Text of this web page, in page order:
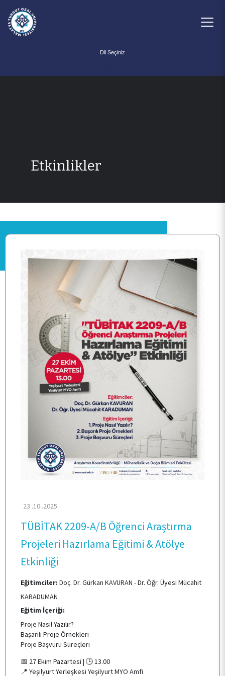
ANA SAYFA
KURUMSAL
PERSONEL
ARAŞTIRMA
KALİTE
TOPLUMSAL KATKI
İLETİŞİM
Etkinlikler
23 .10 .2025
TÜBİTAK 2209-A/B Öğrenci Araştırma
Projeleri Hazırlama Eğitimi & Atölye
Etkinliği
Eğitimciler: Doç. Dr. Gürkan KAVURAN - Dr. Öğr. Üyesi Mücahit
KARADUMAN
Eğitim İçeriği:
Proje Nasıl Yazılır?
Başarılı Proje Örnekleri
Proje Başvuru Süreçleri
📅 27 Ekim Pazartesi | 🕒 13.00
📍 Yeşilyurt Yerleşkesi Yeşilyurt MYO Amfi